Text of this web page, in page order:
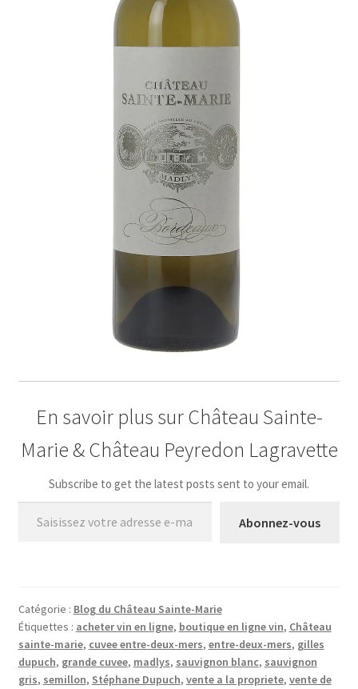
En savoir plus sur Château Sainte-
Marie & Château Peyredon Lagravette
Subscribe to get the latest posts sent to your email.
Saisissez votre adresse e-mail…
Abonnez-vous
Catégorie : Blog du Château Sainte-Marie
Étiquettes : acheter vin en ligne, boutique en ligne vin, Château
sainte-marie, cuvee entre-deux-mers, entre-deux-mers, gilles
dupuch, grande cuvee, madlys, sauvignon blanc, sauvignon
gris, semillon, Stéphane Dupuch, vente a la propriete, vente de